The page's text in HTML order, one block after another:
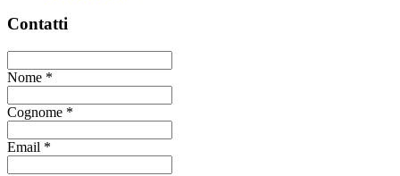
Contatti
Nome *
Cognome *
Email *